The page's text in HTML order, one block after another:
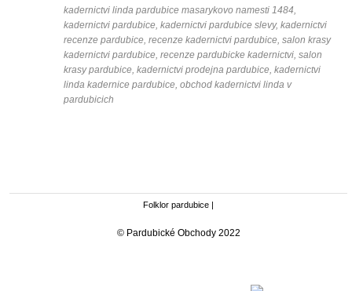
kadernictvi linda pardubice masarykovo namesti 1484,
kadernictvi pardubice, kadernictvi pardubice slevy, kadernictvi
recenze pardubice, recenze kadernictvi pardubice, salon krasy
kadernictvi pardubice, recenze pardubicke kadernictvi, salon
krasy pardubice, kadernictvi prodejna pardubice, kadernictvi
linda kadernice pardubice, obchod kadernictvi linda v
pardubicich
Folklor pardubice
© Pardubické Obchody 2022